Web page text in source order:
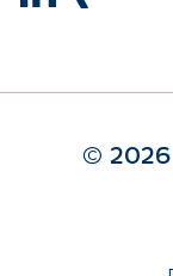
© 2026